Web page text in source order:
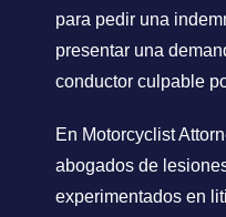
para pedir una
presentar una
conductor culpable
En Motorcyclist
abogados de
experimentados en